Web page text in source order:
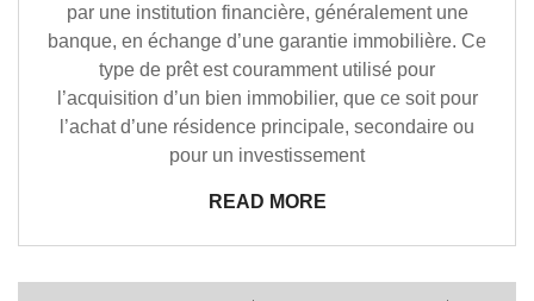
par une institution financière, généralement une
banque, en échange d’une garantie immobilière. Ce
type de prêt est couramment utilisé pour
l’acquisition d’un bien immobilier, que ce soit pour
l’achat d’une résidence principale, secondaire ou
pour un investissement
READ MORE